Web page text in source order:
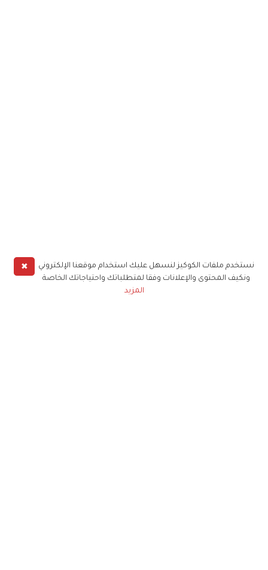
✖
نستخدم ملفات الكوكيز لنسهل عليك استخدام موقعنا الإلكتروني
ونكيف المحتوى والإعلانات وفقا لمتطلباتك واحتياجاتك الخاصة
المزيد